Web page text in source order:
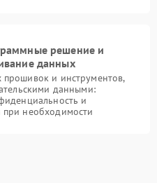
решение и
данных
и инструментов,
данными:
и
необходимости